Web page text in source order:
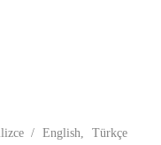
/ English, Türkçe